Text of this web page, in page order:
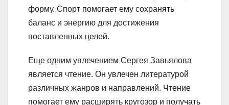
форму. Спорт помогает ему сохранять
баланс и энергию для достижения
поставленных целей.
Еще одним увлечением Сергея Завьялова
является чтение. Он увлечен литературой
различных жанров и направлений. Чтение
помогает ему расширять кругозор и получать